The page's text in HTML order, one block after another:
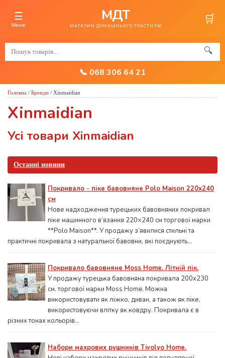
☰
Меню
МДТ
МАГАЗИН ДОМАШНЬОГО ТЕКСТИЛЮ 🛒
🔍
📞 068 306 64 21
Останні новини
Покривало - піке бавовняне Polo Maison 220х240
см
Нове надходження турецьких бавовняних покривал
піке машинного в’язання 220×240 см торгової марки
**Polo Maison**. У продажу з’явилися стильні та
практичні покривала з натуральної бавовни, які поєднують...
Покривало бавовняне Moss Home. Літній пік.
У продажу турецька бавовняна покривала 200x230
см. торгової марки Moss Home. Можна
використовувати як ліжко, диван, а також як піке,
використовуючи влітку як ковдру. Покривала є в
різних тонах кольорів...
Набори махрових рушників Tivolyo Home.
Головна / Бренди / Xinmaidian
Xinmaidian
Усі товари Xinmaidian